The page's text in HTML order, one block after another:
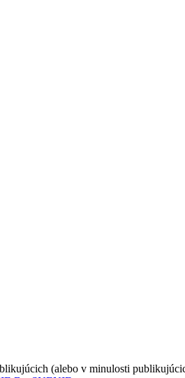
(alebo v minulosti